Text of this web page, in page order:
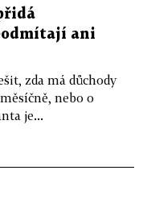
ani
zda má důchody
nebo o
je...